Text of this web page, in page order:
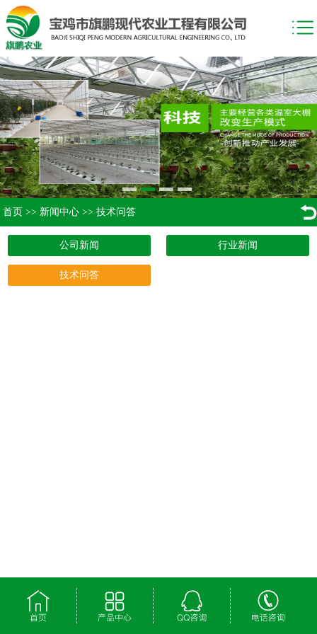
首页 >> 新闻中心 >> 技术问答
公司新闻 行业新闻
技术问答